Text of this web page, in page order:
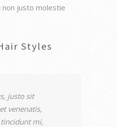
non justo molestie
Styles
justo sit
venenatis,
mi,